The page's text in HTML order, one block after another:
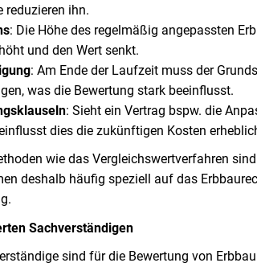
reduzieren ihn.
: Die Höhe des regelmäßig angepassten
und den Wert senkt.
: Am Ende der Laufzeit muss der
was die Bewertung stark beeinflusst.
: Sieht ein Vertrag bspw. die
dies die zukünftigen Kosten
wie das Vergleichswertverfahren
deshalb häufig speziell auf das
Sachverständigen
sind für die Bewertung von